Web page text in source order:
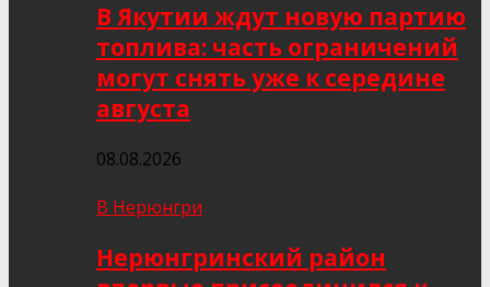
В Якутии ждут новую партию
топлива: часть ограничений
могут снять уже к середине
августа
08.08.2026
В Нерюнгри
Нерюнгринский район